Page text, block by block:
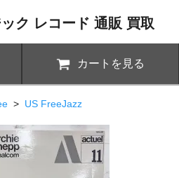
ク レコード 通販 買取
カートを見る
> US FreeJazz